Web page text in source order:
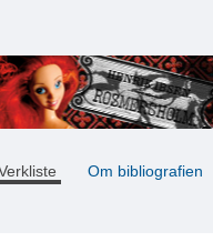
Om bibliografien